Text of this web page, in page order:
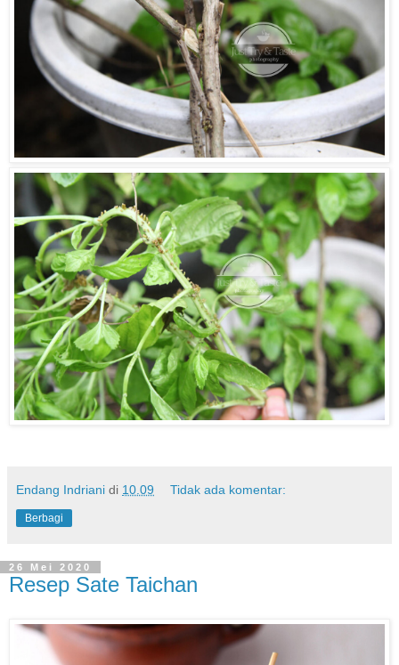
Endang Indriani di 10.09 Tidak ada komentar:
Berbagi
26 Mei 2020
Resep Sate Taichan